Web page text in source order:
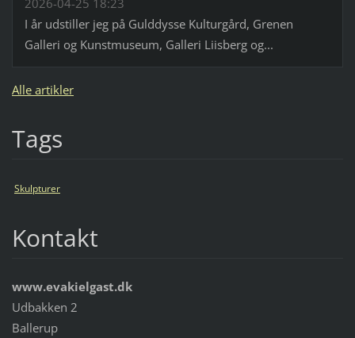
2026-04-25 18:23
I år udstiller jeg på Gulddysse Kulturgård, Grenen
Galleri og Kunstmuseum, Galleri Liisberg og...
Alle artikler
Tags
Skulpturer
Kontakt
www.evakielgast.dk
Udbakken 2
Ballerup